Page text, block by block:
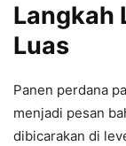
Langkah
Luas
Panen perdana
menjadi pesan
dibicarakan di